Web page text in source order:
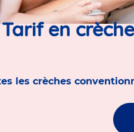
Tarif en
les crèches